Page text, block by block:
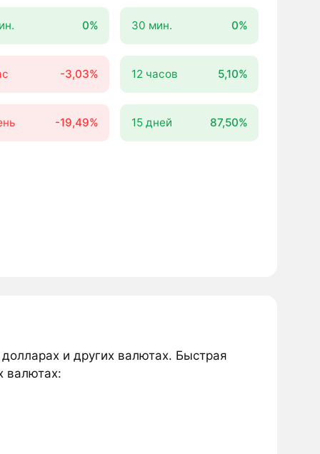
0% 30 мин. 0%
-3,03% 12 часов 5,10%
-19,49% 15 дней 87,50%
и других валютах. Быстрая
валютах: